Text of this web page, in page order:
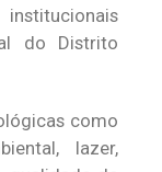
do Distrito
como
lazer,